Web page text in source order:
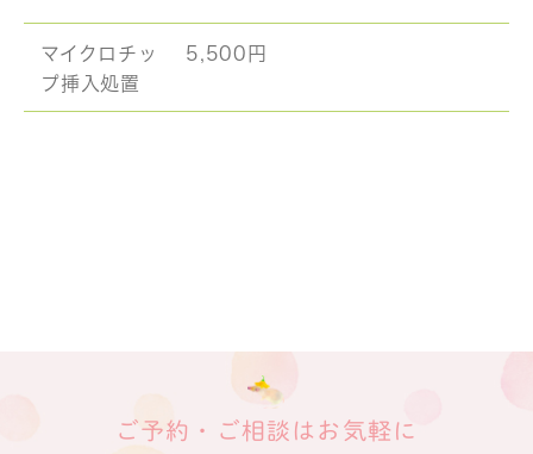
マイクロチッ
プ挿入処置
5,500円
ご予約・ご相談はお気軽に